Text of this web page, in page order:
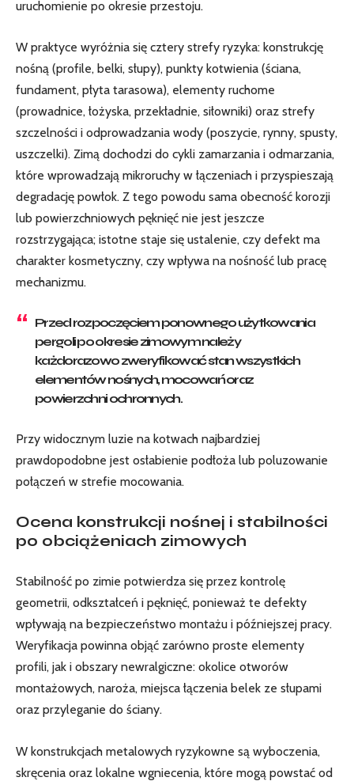
uruchomienie po okresie przestoju.
W praktyce wyróżnia się cztery strefy ryzyka: konstrukcję
nośną (profile, belki, słupy), punkty kotwienia (ściana,
fundament, płyta tarasowa), elementy ruchome
(prowadnice, łożyska, przekładnie, siłowniki) oraz strefy
szczelności i odprowadzania wody (poszycie, rynny, spusty,
uszczelki). Zimą dochodzi do cykli zamarzania i odmarzania,
które wprowadzają mikroruchy w łączeniach i przyspieszają
degradację powłok. Z tego powodu sama obecność korozji
lub powierzchniowych pęknięć nie jest jeszcze
rozstrzygająca; istotne staje się ustalenie, czy defekt ma
charakter kosmetyczny, czy wpływa na nośność lub pracę
mechanizmu.
Przed rozpoczęciem ponownego użytkowania
pergoli po okresie zimowym należy
każdorazowo zweryfikować stan wszystkich
elementów nośnych, mocowań oraz
powierzchni ochronnych.
Przy widocznym luzie na kotwach najbardziej
prawdopodobne jest osłabienie podłoża lub poluzowanie
połączeń w strefie mocowania.
Ocena konstrukcji nośnej i stabilności
po obciążeniach zimowych
Stabilność po zimie potwierdza się przez kontrolę
geometrii, odkształceń i pęknięć, ponieważ te defekty
wpływają na bezpieczeństwo montażu i późniejszej pracy.
Weryfikacja powinna objąć zarówno proste elementy
profili, jak i obszary newralgiczne: okolice otworów
montażowych, naroża, miejsca łączenia belek ze słupami
oraz przyleganie do ściany.
W konstrukcjach metalowych ryzykowne są wyboczenia,
skręcenia oraz lokalne wgniecenia, które mogą powstać od